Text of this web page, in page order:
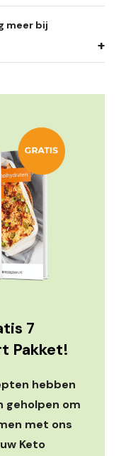
meer bij
7
Pakket!
hebben
geholpen om
met ons
Keto